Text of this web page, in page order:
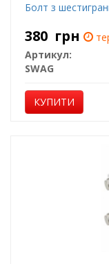
Болт з
380 грн
Артикул:
SWAG
КУПИТИ